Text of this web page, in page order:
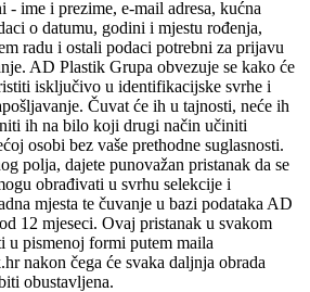
- ime i prezime, e-mail adresa, kućna
o datumu, godini i mjestu rođenja,
radu i ostali podaci potrebni za prijavu
AD Plastik Grupa obvezuje se kako će
isključivo u identifikacijske svrhe i
Čuvat će ih u tajnosti, neće ih
ih na bilo koji drugi način učiniti
osobi bez vaše prethodne suglasnosti.
polja, dajete punovažan pristanak da se
obrađivati u svrhu selekcije i
mjesta te čuvanje u bazi podataka AD
12 mjeseci. Ovaj pristanak u svakom
u pismenoj formi putem maila
nakon čega će svaka daljnja obrada
obustavljena.